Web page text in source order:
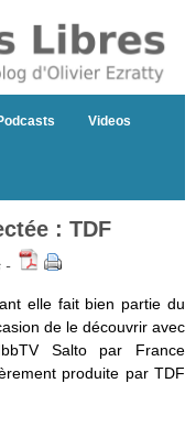
Videos
: TDF
-
elle fait bien partie du
de le découvrir avec
Salto par France
produite par TDF